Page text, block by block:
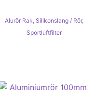
Alurör Rak, Silikonslang / Rör,
Sportluftfilter